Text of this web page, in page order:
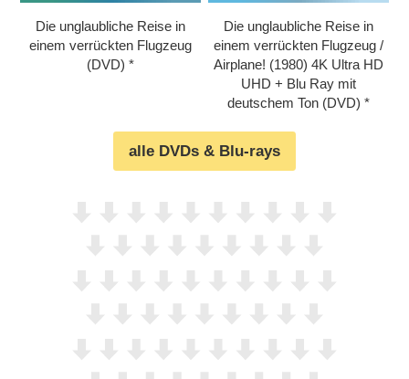
Die unglaubliche Reise in
einem verrückten Flugzeug
(DVD)
Die unglaubliche Reise in
einem verrückten Flugzeug /​
Airplane! (1980) 4K Ultra HD
UHD + Blu Ray mit
deutschem Ton (DVD)
alle DVDs & Blu-rays